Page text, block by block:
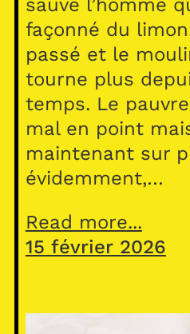
sauve l’homme
façonné du
passé et le
tourne plus
temps. Le
mal en point
maintenant sur
évidemment,…
Read more...
15 février 2026